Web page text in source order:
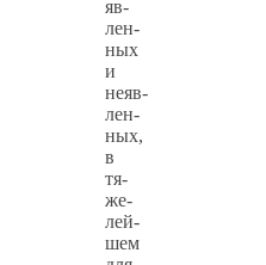
яв­
лен­
ных
и
неяв­
лен­
ных,
в
тя­
же­
лей­
шем